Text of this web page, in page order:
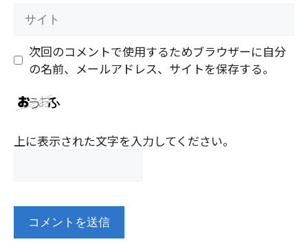
次回のコメントで使用するためブラウザーに自分
の名前、メールアドレス、サイトを保存する。
上に表示された文字を入力してください。